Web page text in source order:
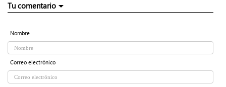
Tu comentario
Nombre
Correo electrónico